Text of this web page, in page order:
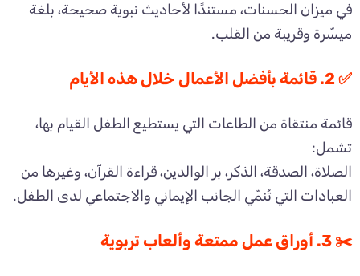
في ميزان الحسنات، مستندًا لأحاديث نبوية صحيحة، بلغة
ميسّرة وقريبة من القلب.
✅ 2. قائمة بأفضل الأعمال خلال هذه الأيام
قائمة منتقاة من الطاعات التي يستطيع الطفل القيام بها،
تشمل:
الصلاة، الصدقة، الذكر، بر الوالدين، قراءة القرآن، وغيرها من
العبادات التي تُنمّي الجانب الإيماني والاجتماعي لدى الطفل.
✂️ 3. أوراق عمل ممتعة وألعاب تربوية